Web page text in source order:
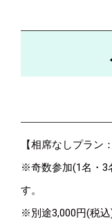
【相席なしプラン
※奇数参加(1名・3
す。
※別途3,000円(税